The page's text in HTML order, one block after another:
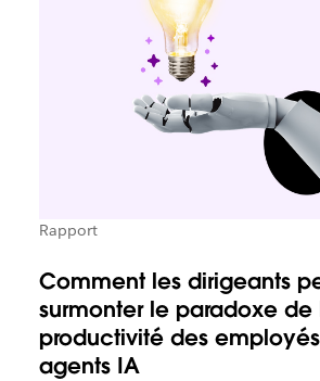
Rapport
Comment les dirigeants
surmonter le paradoxe de
productivité des
agents IA